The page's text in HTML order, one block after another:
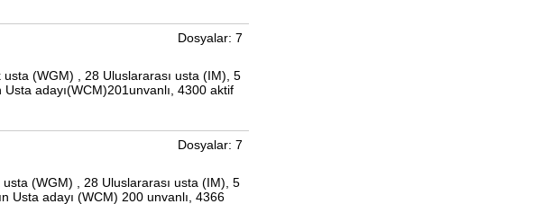
Dosyalar: 7
(WGM) , 28 Uluslararası usta (IM), 5
adayı(WCM)201unvanlı, 4300 aktif
Dosyalar: 7
(WGM) , 28 Uluslararası usta (IM), 5
Usta adayı (WCM) 200 unvanlı, 4366